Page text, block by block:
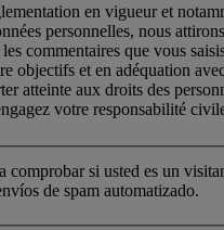
en vigueur et
personnelles, nous
commentaires que vous
objectifs et en adéquation
atteinte aux droits des
votre responsabilité
comprobar si usted es un
de spam automatizado.